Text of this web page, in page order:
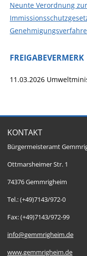
Neunte Verordnung
FREIGABEVERMERK
11.03.2026
KONTAKT
Bürgermeisteramt
Ottmarsheimer Str. 1
74376 Gemmrigheim
Tel.: (+49)7143/972-0
Fax: (+49)7143/972-99
info@gemmrigheim.de
www.gemmrigheim.de